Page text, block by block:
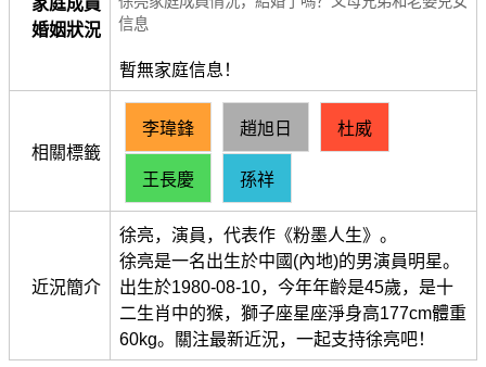
婚姻狀況
信息
暫無家庭信息！
相關標籤
李瑋鋒 趙旭日 杜威
王長慶 孫祥
近況簡介
徐亮，演員，代表作《粉墨人生》。
徐亮是一名出生於中國(內地)的男演員明星。
出生於1980-08-10，今年年齡是45歲，是十
二生肖中的猴，獅子座星座淨身高177cm體重
60kg。關注最新近況，一起支持徐亮吧！